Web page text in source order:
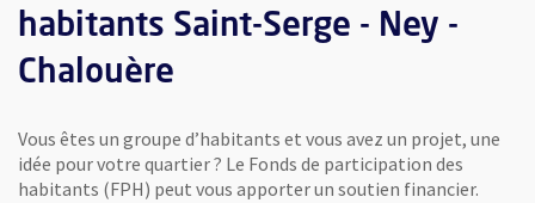
habitants Saint-Serge - Ney -
Chalouère
Vous êtes un groupe d’habitants et vous avez un projet, une
idée pour votre quartier ? Le Fonds de participation des
habitants (FPH) peut vous apporter un soutien financier.